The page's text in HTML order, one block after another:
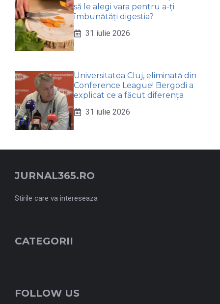
să le alegi vara pentru a-ți
îmbunătăți digestia?
31 iulie 2026
Universitatea Cluj, eliminată din
Conference League! Bergodi a
explicat ce a făcut diferența
31 iulie 2026
JURNAL365.RO
Stirile care va intereseaza
CATEGORII
FOLLOW US